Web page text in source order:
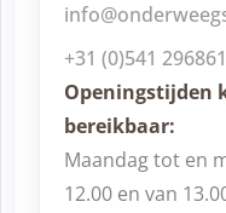
+31 (0)541 296861
Openingstijden
bereikbaar:
Maandag tot en
12.00 en van